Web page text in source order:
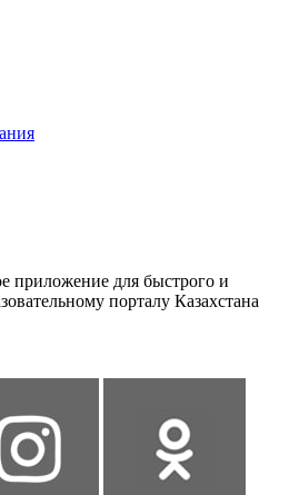
приложение для быстрого и
порталу Казахстана